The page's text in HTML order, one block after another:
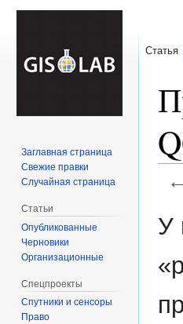
←
ккУ
Статья
Заглавная страница
Свежие правки
Случайная страница
Статьи
Опубликованные
Черновики
Организационные
Спецпроекты
Спутники и сенсоры
Право